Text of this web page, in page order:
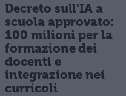
Decreto sull'IA a
scuola approvato:
100 milioni per la
formazione dei
docenti e
integrazione nei
curricoli